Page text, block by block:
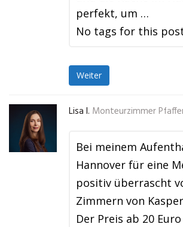
perfekt, um …
No tags for this
Weiter
Lisa I. Monteurzimmer
Bei meinem
Hannover für eine
positiv überrascht
Zimmern von
Der Preis ab 20